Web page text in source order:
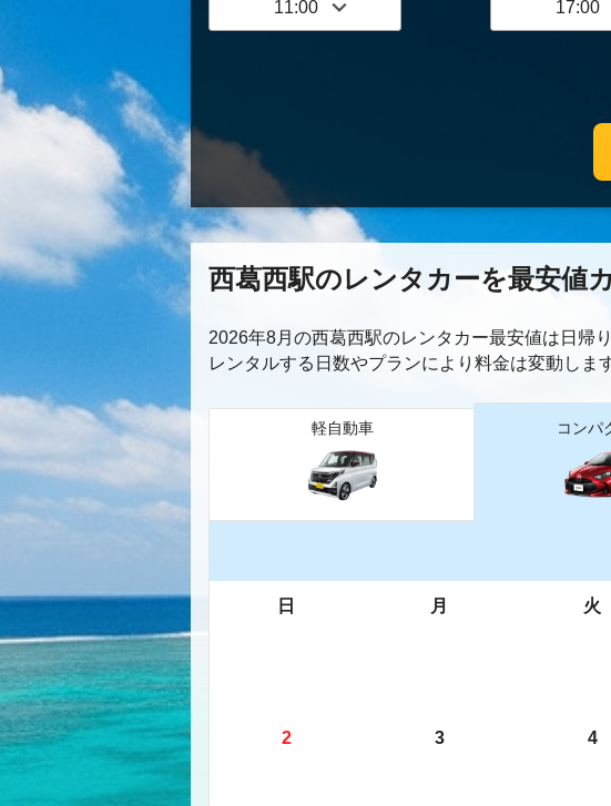
西葛西駅のレンタカーを最安値
2026年8月の西葛西駅のレンタカー最安値は日帰り
レンタルする日数やプランにより料金は変動しま
軽自動車 コンパ
日 月 火
2 3 4